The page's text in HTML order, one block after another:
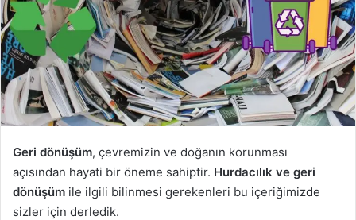
Geri dönüşüm, çevremizin ve doğanın korunması
açısından hayati bir öneme sahiptir. Hurdacılık ve geri
dönüşüm ile ilgili bilinmesi gerekenleri bu içeriğimizde
sizler için derledik.